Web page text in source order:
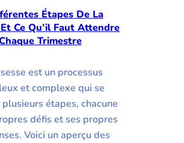
Étapes De La
Ce Qu’il Faut Attendre
Trimestre
est un processus
et complexe qui se
étapes, chacune
défis et ses propres
Voici un aperçu des